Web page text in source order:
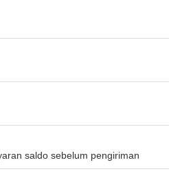
saldo sebelum pengiriman